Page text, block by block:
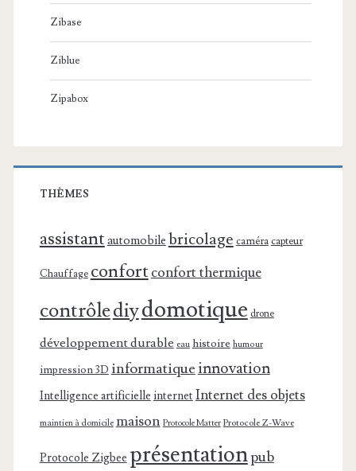
Zibase
Ziblue
Zipabox
THÈMES
assistant automobile bricolage caméra capteur
Chauffage confortconfort thermique
contrôlediydomotique drone
développement durable eau histoire humour
impression 3D informatiqueinnovation
Intelligence artificielle internet Internet des objets
maintien à domicile maison Protocole Matter Protocole Z-Wave
Protocole Zigbee présentationpub